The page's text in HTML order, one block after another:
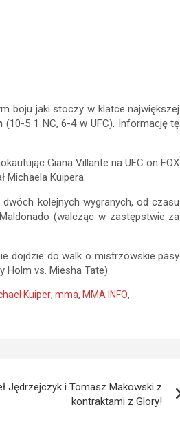
boju jaki stoczy w klatce największej
(10-5 1 NC, 6-4 w UFC). Informację tę
Giana Villante na UFC on FOX
Michaela Kuipera.
kolejnych wygranych, od czasu
(walcząc w zastępstwie za
dojdzie do walk o mistrzowskie pasy
Holm vs. Miesha Tate).
Kuiper, mma, MMA INFO,
Jędrzejczyk i Tomasz Makowski z
kontraktami z Glory!